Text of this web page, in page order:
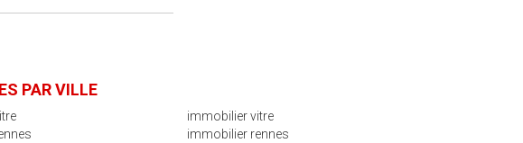
PAR VILLE
immobilier vitre
immobilier rennes